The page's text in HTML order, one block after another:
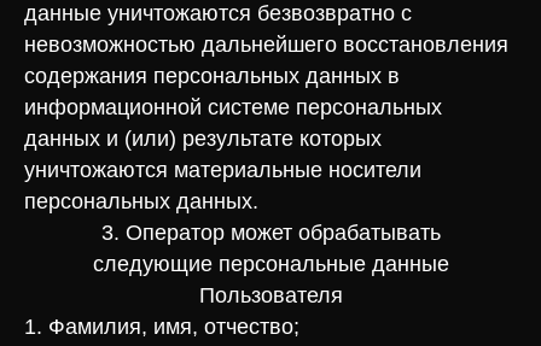
данные уничтожаются безвозвратно с
невозможностью дальнейшего восстановления
содержания персональных данных в
информационной системе персональных
данных и (или) результате которых
уничтожаются материальные носители
персональных данных.
3. Оператор может обрабатывать
следующие персональные данные
Пользователя
1. Фамилия, имя, отчество;